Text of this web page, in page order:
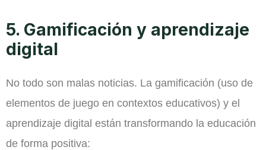
5. Gamificación y aprendizaje
digital
No todo son malas noticias. La gamificación (uso de
elementos de juego en contextos educativos) y el
aprendizaje digital están transformando la educación
de forma positiva: